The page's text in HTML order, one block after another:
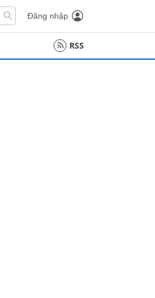
Đăng nhập
RSS